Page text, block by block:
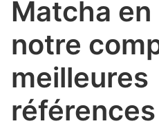
Matcha
notre
meilleures